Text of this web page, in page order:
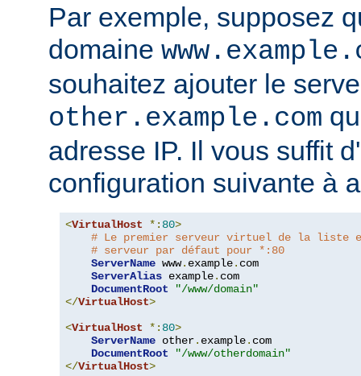
Par exemple, supposez
domaine
souhaitez ajouter le
other.example.com
adresse IP. Il vous suffit
configuration suivante à
<VirtualHost *: 80>
# Le premier serveur virtuel de la liste
# serveur par défaut pour *:80
ServerName www. example. com
ServerAlias example. com
DocumentRoot
"/www/domain"
</VirtualHost>
<VirtualHost *: 80>
ServerName other. example. com
DocumentRoot
"/www/otherdomain"
</VirtualHost>